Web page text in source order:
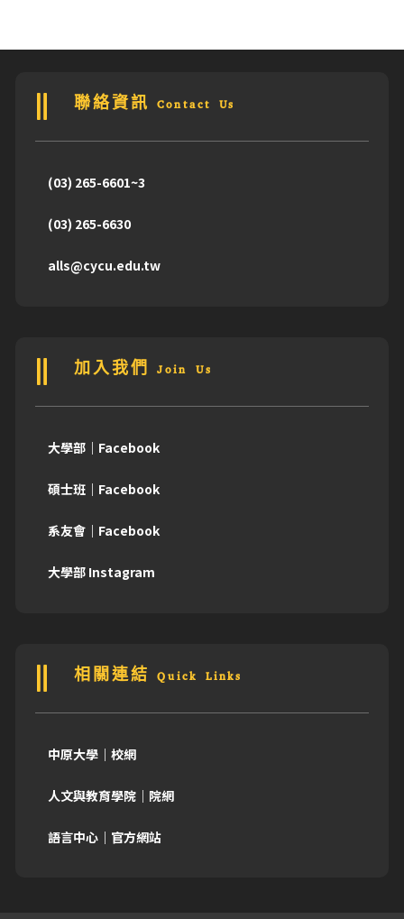
聯絡資訊 Contact Us
(03) 265-6601~3
(03) 265-6630
alls@cycu.edu.tw
加入我們 Join Us
大學部｜Facebook
碩士班｜Facebook
系友會｜Facebook
大學部 Instagram
相關連結 Quick Links
中原大學｜校網
人文與教育學院｜院網
語言中心｜官方網站